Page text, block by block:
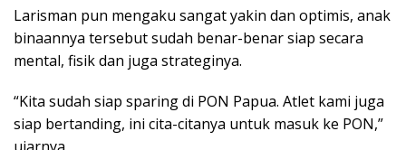
Larisman pun mengaku sangat yakin dan optimis, anak
binaannya tersebut sudah benar-benar siap secara
mental, fisik dan juga strateginya.
“Kita sudah siap sparing di PON Papua. Atlet kami juga
siap bertanding, ini cita-citanya untuk masuk ke PON,”